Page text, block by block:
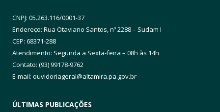
CNPJ: 05.263.116/0001-37
Endereço: Rua Otaviano Santos, nº 2288 – Sudam I
CEP: 68371-288
Atendimento: Segunda a Sexta-feira – 08h às 14h
Contato: (93) 99178-9762
E-mail: ouvidoriageral@altamira.pa.gov.br
ÚLTIMAS PUBLICAÇÕES